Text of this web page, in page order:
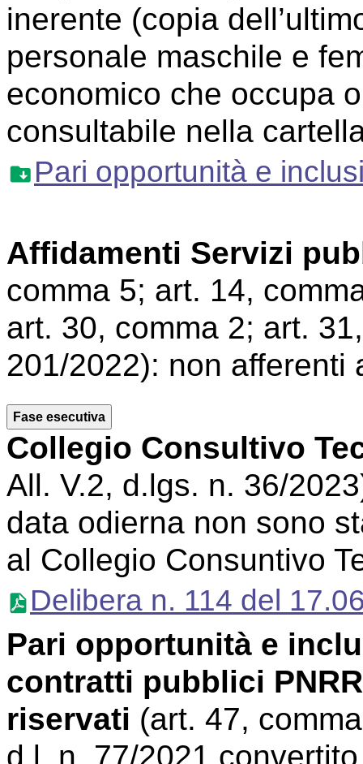
inerente (copia
personale maschile e
economico che occupa
consultabile nella
Pari opportunità e
Affidamenti Servizi
comma 5; art. 14,
art. 30, comma 2; art.
201/2022): non afferenti
Fase esecutiva
Collegio Consultivo
All. V.2, d.lgs. n. 36/
data odierna non sono
al Collegio Consuntivo
Delibera n. 114 del
Pari opportunità e
contratti pubblici
riservati (art. 47,
d.l. n. 77/2021